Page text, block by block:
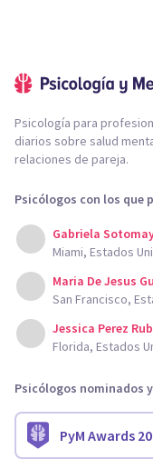
Psicología para
diarios sobre salud
relaciones de pareja.
Psicólogos con los que
Gabriela
Miami, Estados
Maria De Jesus
San Francisco,
Jessica Perez
Florida, Estados
Psicólogos nominados
PyM Awards